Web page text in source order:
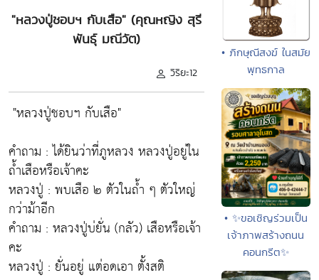
"หลวงปู่ชอบฯ กับเสือ" (คุณหญิง สุรี
พันธุ์ มณีวัต)
วิริยะ12
"หลวงปู่ชอบฯ กับเสือ"
คำถาม : ได้ยินว่าที่ภูหลวง หลวงปู่อยู่ใน
ถ้ำเสือหรือเจ้าคะ
หลวงปู่ : พบเสือ ๒ ตัวในถ้ำ ๆ ตัวใหญ่
กว่าม้าอีก
คำถาม : หลวงปู่บ่ยั่น (กลัว) เสือหรือเจ้า
คะ
หลวงปู่ : ยั่นอยู่ แต่อดเอา ตั้งสติ
• ภิกษุณีสงฆ์ ในสมัย
พุทธกาล
• ✨ขอเชิญร่วมเป็น
เจ้าภาพสร้างถนน
คอนกรีต✨